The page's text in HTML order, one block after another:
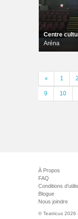
Aréna
« 1 2
9 10
À Propos
FAQ
Conditions
Blogue
Nous joindre
© Teatricus 2026